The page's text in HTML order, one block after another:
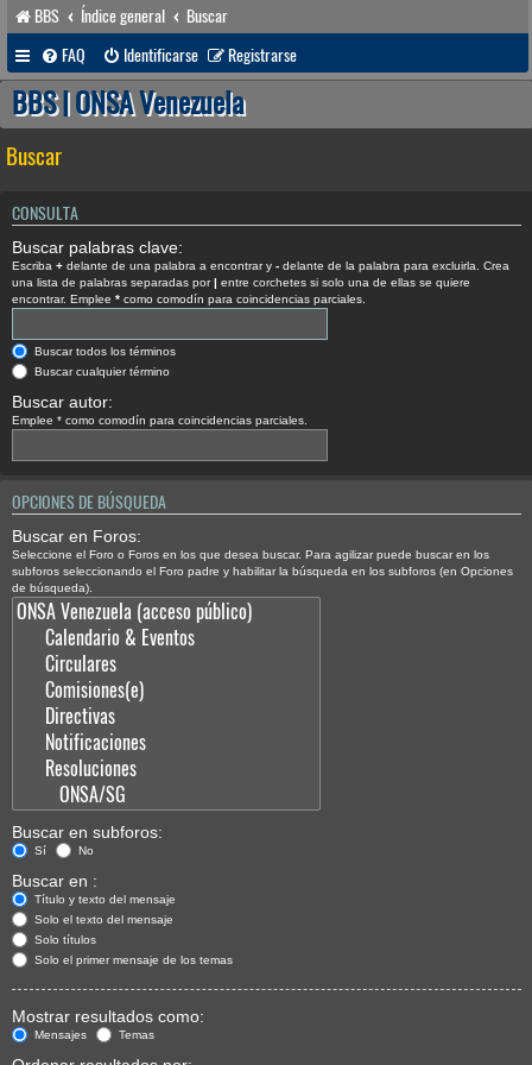
BBS Índice general
Buscar
FAQ
Identificarse Registrarse
BBS | ONSA Venezuela
Buscar
CONSULTA
Buscar palabras clave:
Escriba + delante de una palabra a encontrar y - delante de la palabra para excluirla. Crea
una lista de palabras separadas por| entre corchetes si solo una de ellas se quiere
encontrar. Emplee * como comodín para coincidencias parciales.
Buscar todos los términos
Buscar cualquier término
Buscar autor:
Emplee * como comodín para coincidencias parciales.
OPCIONES DE BÚSQUEDA
Buscar en Foros:
Seleccione el Foro o Foros en los que desea buscar. Para agilizar puede buscar en los
subforos seleccionando el Foro padre y habilitar la búsqueda en los subforos (en Opciones
de búsqueda).
Buscar en subforos:
Sí No
Buscar en :
Título y texto del mensaje
Solo el texto del mensaje
Solo títulos
Solo el primer mensaje de los temas
Mostrar resultados como:
Mensajes Temas